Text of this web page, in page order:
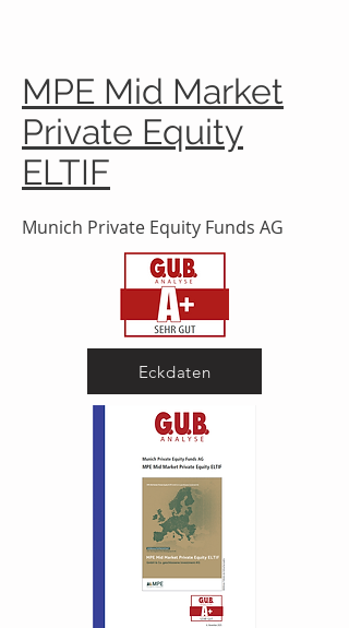
MPE Mid Market
Private Equity
ELTIF
Munich Private Equity Funds AG
Eckdaten